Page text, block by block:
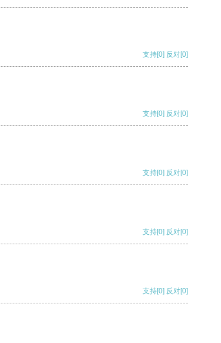
支持[0] 反对[0]
支持[0] 反对[0]
支持[0] 反对[0]
支持[0] 反对[0]
支持[0] 反对[0]